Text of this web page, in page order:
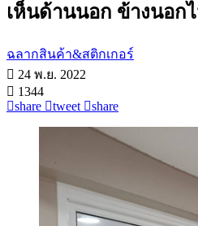
เห็นด้านนอก ข้างนอก
ฉลากสินค้า&สติกเกอร์
24 พ.ย. 2022
1344
share
tweet share